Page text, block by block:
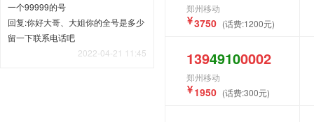
一个99999的号
回复:你好大哥、大姐你的全号是多少
留一下联系电话吧
2022-04-21 11:45
郑州移动
3750 (话费:1200元)
13949100002
郑州移动
1950 (话费:300元)